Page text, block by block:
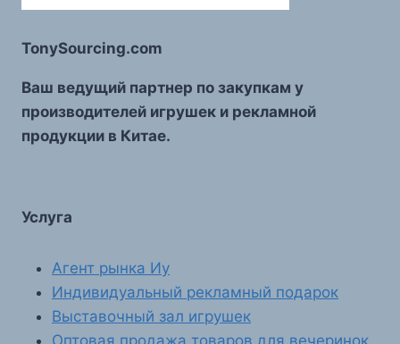
TonySourcing.com
Ваш ведущий партнер по закупкам у
производителей игрушек и рекламной
продукции в Китае.
Услуга
Агент рынка Иу
Индивидуальный рекламный подарок
Выставочный зал игрушек